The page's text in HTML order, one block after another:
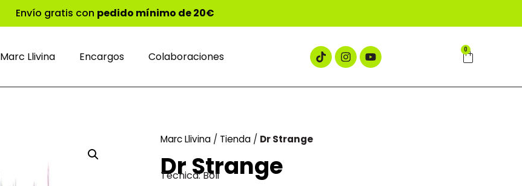
Envío gratis con pedido mínimo de 20€
Marc Llivina Encargos Colaboraciones 0
Marc Llivina / Tienda / Dr Strange
Dr Strange
Técnica:Boli